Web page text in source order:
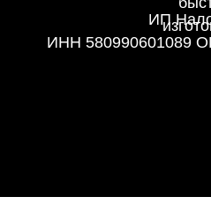
ИП
ИНН 580990601089